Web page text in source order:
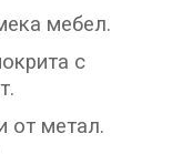
мебел.
с
от метал.